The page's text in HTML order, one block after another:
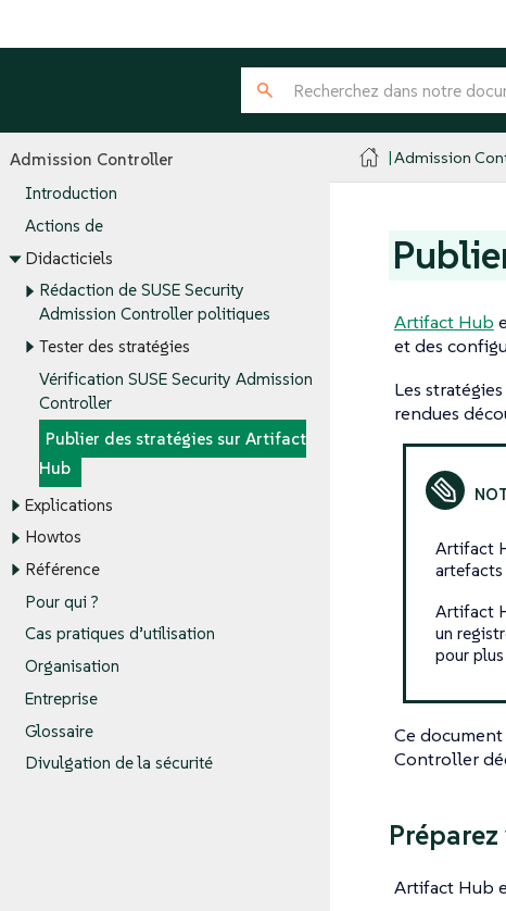
Admission Controller
Introduction
Actions de
Didacticiels
Rédaction de SUSE Security
Admission Controller politiques
Tester des stratégies
Vérification SUSE Security Admission
Controller
Publier des stratégies sur Artifact
Hub
Explications
Howtos
Référence
Pour qui ?
Cas pratiques d’utilisation
Organisation
Entreprise
Glossaire
Divulgation de la sécurité
Admission
Artifact Hub
et des
Les
rendues
Artifact
artefacts
Artifact
un
pour
Ce
Controller
Artifact Hub